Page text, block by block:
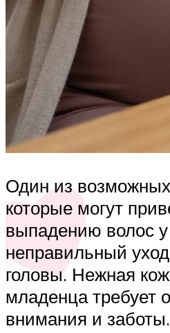
Один из
которые могут
выпадению волос
неправильный
головы. Нежная
младенца требует
внимания и заботы.